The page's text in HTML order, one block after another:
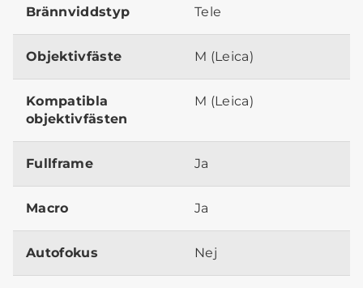
Brännviddstyp Tele
Objektivfäste M (Leica)
Kompatibla
objektivfästen
M (Leica)
Fullframe Ja
Macro Ja
Autofokus Nej